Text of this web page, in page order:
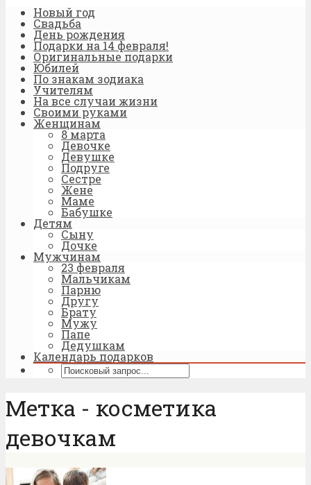
Новый год
Свадьба
День рождения
Подарки на 14 февраля!
Оригинальные подарки
Юбилей
По знакам зодиака
Учителям
На все случаи жизни
Своими руками
Женщинам
8 марта
Девочке
Девушке
Подруге
Сестре
Жене
Маме
Бабушке
Детям
Сыну
Дочке
Мужчинам
23 февраля
Мальчикам
Парню
Другу
Брату
Мужу
Папе
Дедушкам
Календарь подарков
Метка - косметика
девочкам